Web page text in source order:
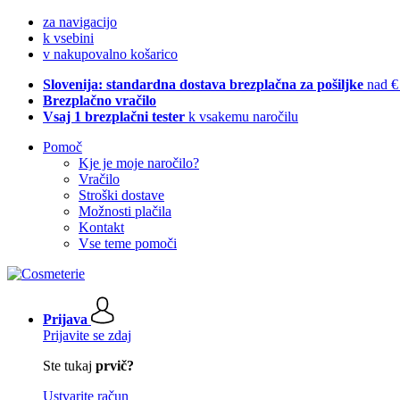
za navigacijo
k vsebini
v nakupovalno košarico
Slovenija: standardna dostava brezplačna za pošiljke nad
Brezplačno vračilo
Vsaj 1 brezplačni tester k vsakemu naročilu
Pomoč
Kje je moje naročilo?
Vračilo
Stroški dostave
Možnosti plačila
Kontakt
Vse teme pomoči
Prijava
Prijavite se zdaj
Ste tukaj prvič?
Ustvarite račun